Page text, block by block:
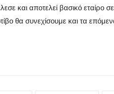
και αποτελεί βασικό εταίρο
θα συνεχίσουμε και τα